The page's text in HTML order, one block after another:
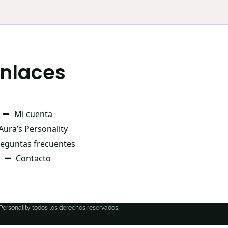
Mi cuenta
Personality
frecuentes
Contacto
todos los derechos reservados.